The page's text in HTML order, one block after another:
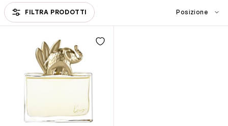
FILTRA PRODOTTI
Passa all'elenco prodotti